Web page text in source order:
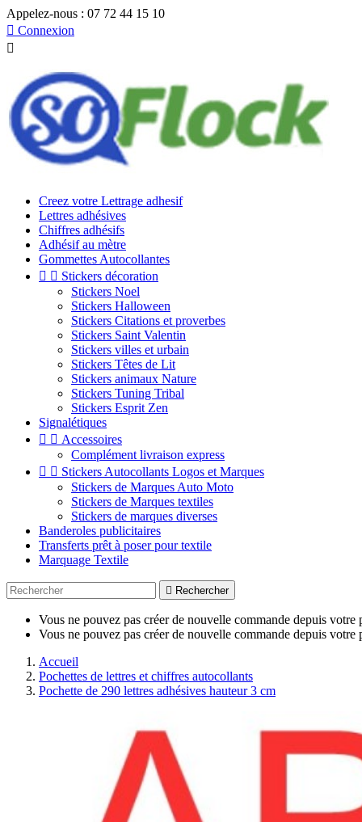
Appelez-nous : 07 72 44 15 10
 Connexion

Creez votre Lettrage adhesif
Lettres adhésives
Chiffres adhésifs
Adhésif au mètre
Gommettes Autocollantes
  Stickers décoration
Stickers Noel
Stickers Halloween
Stickers Citations et proverbes
Stickers Saint Valentin
Stickers villes et urbain
Stickers Têtes de Lit
Stickers animaux Nature
Stickers Tuning Tribal
Stickers Esprit Zen
Signalétiques
  Accessoires
Complément livraison express
  Stickers Autocollants Logos et Marques
Stickers de Marques Auto Moto
Stickers de Marques textiles
Stickers de marques diverses
Banderoles publicitaires
Transferts prêt à poser pour textile
Marquage Textile
 Rechercher
Vous ne pouvez pas créer de nouvelle commande depuis votre
Vous ne pouvez pas créer de nouvelle commande depuis votre
Accueil
Pochettes de lettres et chiffres autocollants
Pochette de 290 lettres adhésives hauteur 3 cm